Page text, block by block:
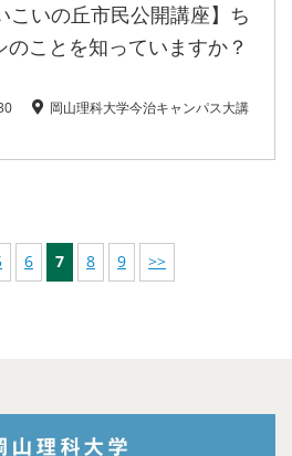
こいの丘市民公開講座】ち
のことを知っていますか？
岡山理科大学今治キャンパス大講
6 7 8 9 >>